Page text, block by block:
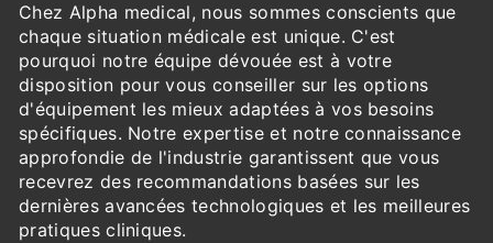
Chez Alpha medical, nous sommes conscients que
chaque situation médicale est unique. C'est
pourquoi notre équipe dévouée est à votre
disposition pour vous conseiller sur les options
d'équipement les mieux adaptées à vos besoins
spécifiques. Notre expertise et notre connaissance
approfondie de l'industrie garantissent que vous
recevrez des recommandations basées sur les
dernières avancées technologiques et les meilleures
pratiques cliniques.